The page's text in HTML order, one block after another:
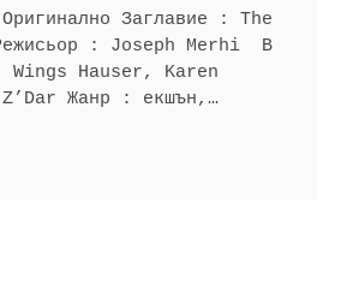
Заглавие : The
: Joseph Merhi В
Wings Hauser, Karen
Жанр : екшън,…